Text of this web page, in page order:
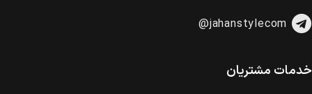
@jahanstylecom
خدمات مشتریان